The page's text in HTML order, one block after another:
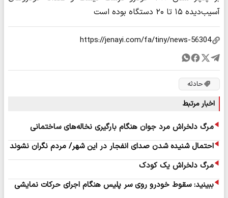
آسیب‌دیده ۱۵ تا ۲۰ دستگاه بوده است
حادثه
اخبار مرتبط
مرگ دلخراش مرد جوان هنگام بارگیری نخاله‌های ساختمانی
احتمال شنیده شدن صدای انفجار در این شهر/ مردم نگران نشوند
مرگ دلخراش یک کودک
ببینید: سقوط خودرو روی سر پلیس هنگام اجرای حرکات نمایشی